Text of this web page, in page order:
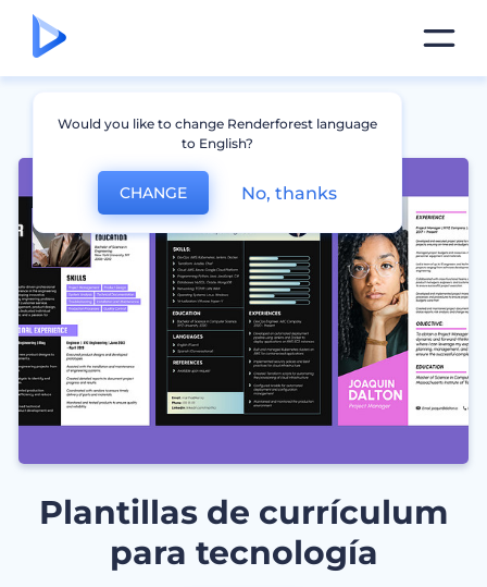
Plantillas de currículum
para tecnología
Would you like to change Renderforest language
to English?
CHANGE No, thanks